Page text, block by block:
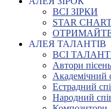
ВСІ ЗІРКИ
STAR
ОТРИМАЙТЕ
АЛЕЯ ТАЛАНТІВ
ВСІ
Автори пісень
Академічний
Естрадний
Народний